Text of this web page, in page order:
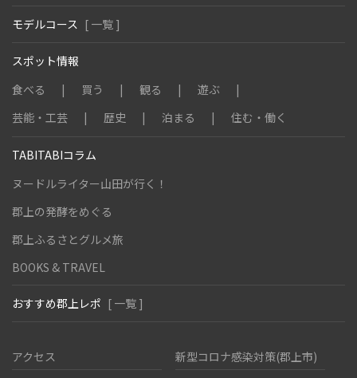
モデルコース [ 一覧 ]
スポット情報
食べる
買う 観る
遊ぶ
芸能・工芸
歴史 泊まる 住む・働く
TABITABIコラム
ヌードルライター山田が行く！
郡上の発酵をめぐる
郡上ふるさとグルメ旅
BOOKS & TRAVEL
おすすめ郡上レポ [ 一覧 ]
アクセス 新型コロナ感染対策(郡上市)